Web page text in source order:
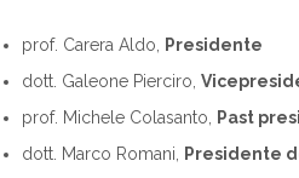
prof. Carera Aldo,
Presidente
dott. Galeone Pierciro,
prof. Michele Colasanto,
Past
dott. Marco Romani,
Presidente